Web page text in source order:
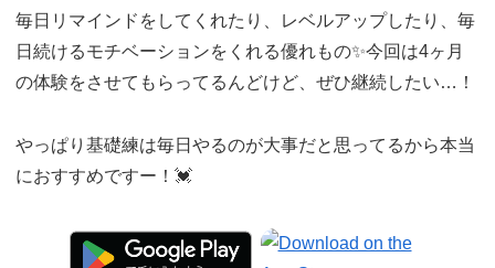
毎日リマインドをしてくれたり、レベルアップしたり、毎
日続けるモチベーションをくれる優れもの✨今回は4ヶ月
の体験をさせてもらってるんどけど、ぜひ継続したい…！
やっぱり基礎練は毎日やるのが大事だと思ってるから本当
におすすめですー！💓